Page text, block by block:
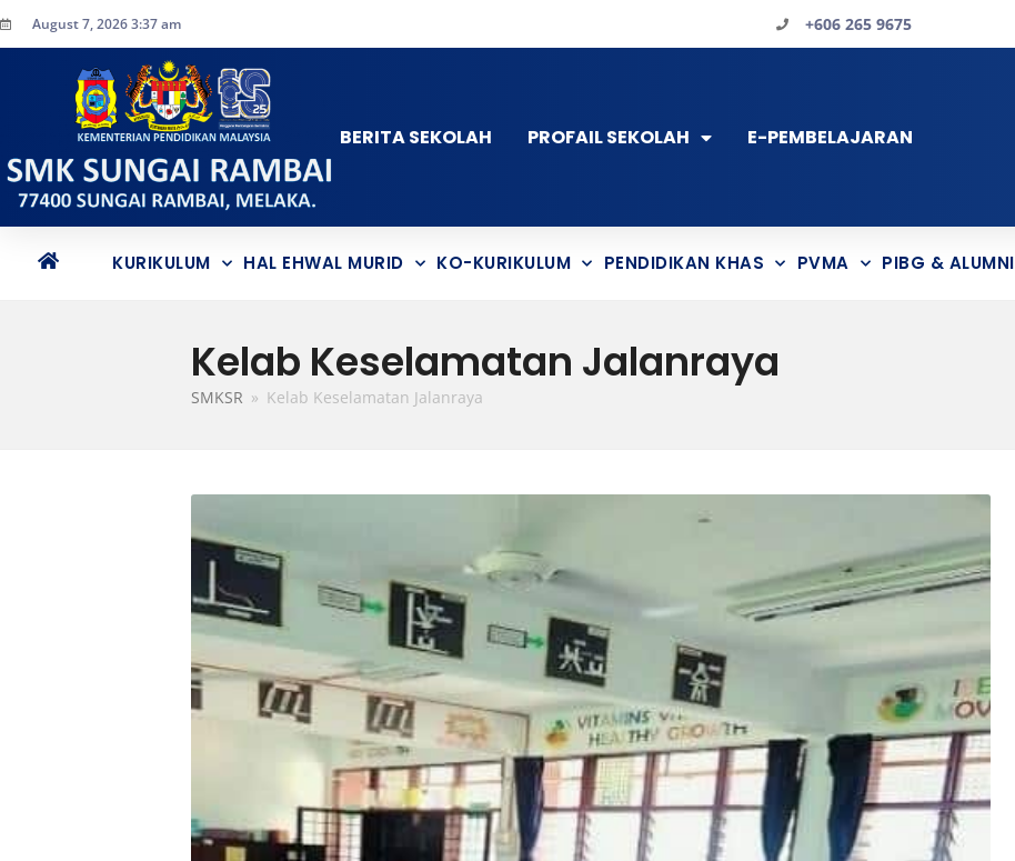
August 7, 2026 3:37 am +606 265 9675
BERITA SEKOLAH PROFAIL SEKOLAH E-PEMBELAJARAN
KURIKULUM HAL EHWAL MURID KO-KURIKULUM PENDIDIKAN KHAS PVMA PIBG & ALUMNI
Kelab Keselamatan Jalanraya
SMKSR » Kelab Keselamatan Jalanraya